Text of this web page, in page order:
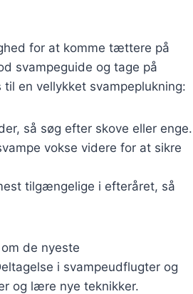
for at komme tættere på
svampeguide og tage på
en vellykket svampeplukning:
så søg efter skove eller enge.
vokse videre for at sikre
tilgængelige i efteråret, så
de nyeste
i svampeudflugter og
og lære nye teknikker.